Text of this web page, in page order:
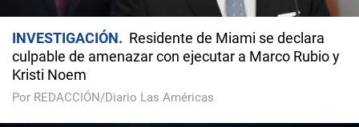
INVESTIGACIÓN
Residente de Miami se declara
culpable de amenazar con ejecutar a Marco Rubio y
Kristi Noem
Por REDACCIÓN/Diario Las Américas